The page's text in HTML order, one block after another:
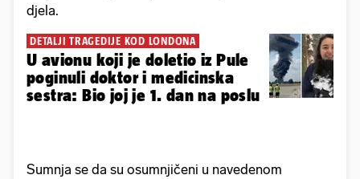
djela.
DETALJI TRAGEDIJE KOD LONDONA
U avionu koji je doletio iz Pule
poginuli doktor i medicinska
sestra: Bio joj je 1. dan na poslu
Sumnja se da su osumnjičeni u navedenom